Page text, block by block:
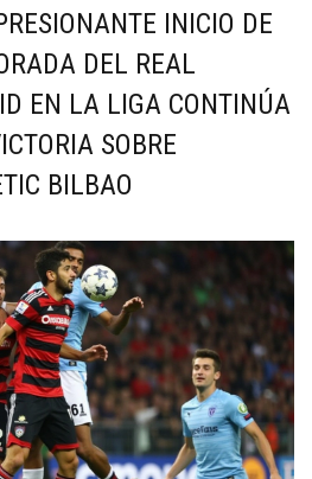
INICIO DE
DEL REAL
EN LA LIGA CONTINÚA
SOBRE
BILBAO